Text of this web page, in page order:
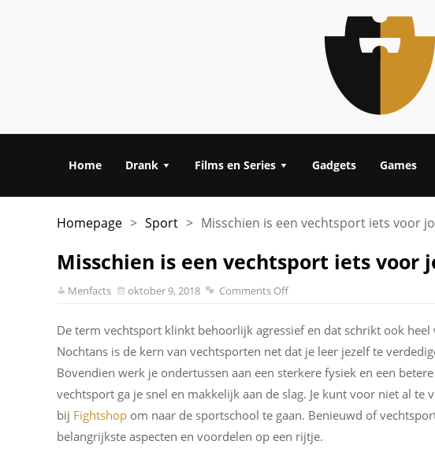
Home Drank Films en Series Gadgets Games
Homepage > Sport > Misschien is een vechtsport iets voor
Misschien is een vechtsport iets voor
Menfacts oktober 9, 2018 Comments Off
De term vechtsport klinkt behoorlijk agressief en dat schrikt ook
Nochtans is de kern van vechtsporten net dat je leer jezelf te
Bovendien werk je ondertussen aan een sterkere fysiek en een
vechtsport ga je snel en makkelijk aan de slag. Je kunt voor niet al te
bij Fightshop om naar de sportschool te gaan. Benieuwd of
belangrijkste aspecten en voordelen op een rijtje.